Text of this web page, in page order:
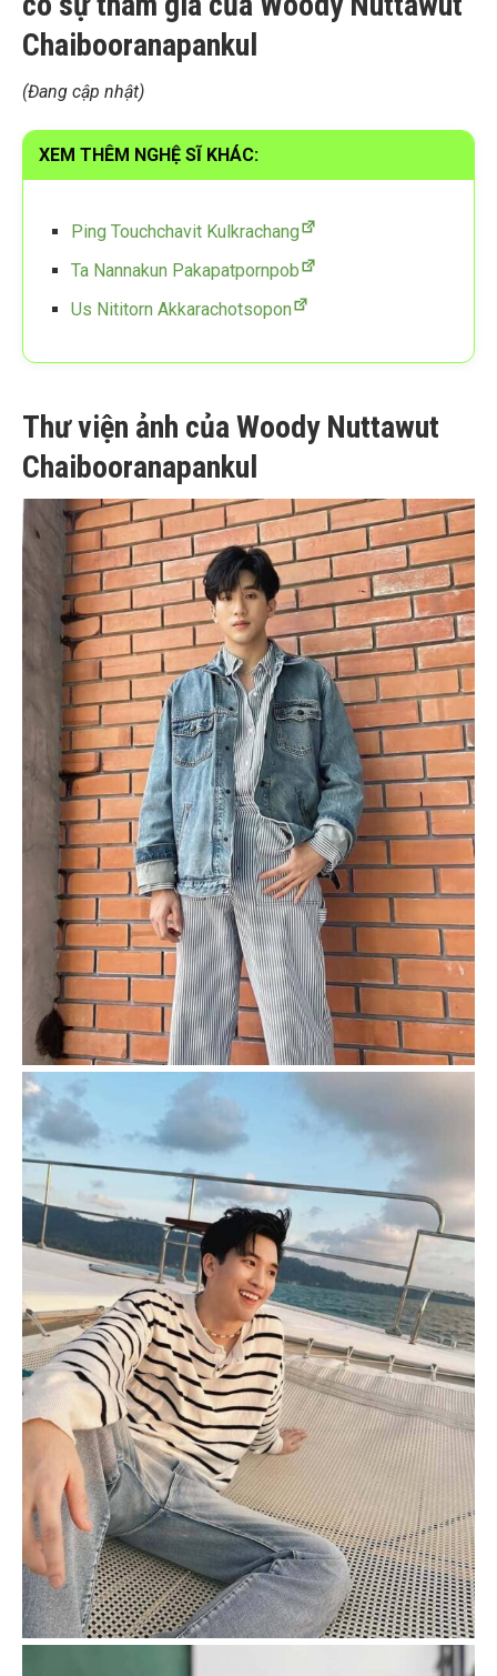
Chaibooranapankul
(Đang cập nhật)
XEM THÊM NGHỆ SĨ KHÁC:
Ping Touchchavit Kulkrachang
Ta Nannakun Pakapatpornpob
Us Nititorn Akkarachotsopon
Thư viện ảnh của Woody Nuttawut
Chaibooranapankul